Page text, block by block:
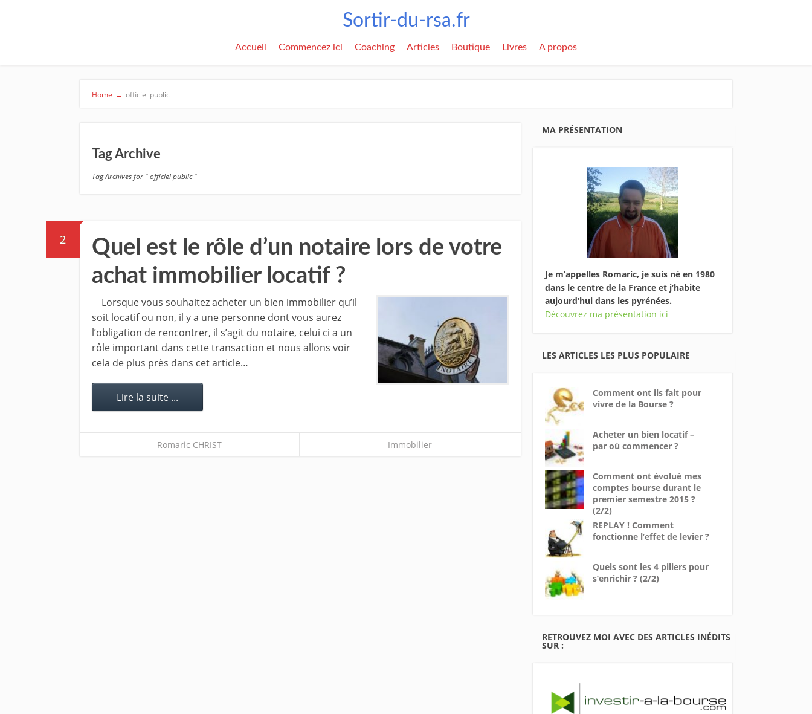
Sortir-du-rsa.fr
Accueil Commencez ici Coaching Articles Boutique Livres A propos
Home → officiel public
Tag Archive
Tag Archives for " officiel public "
2
Quel est le rôle d’un notaire lors de votre
achat immobilier locatif ?
Lorsque vous souhaitez acheter un bien immobilier qu’il
soit locatif ou non, il y a une personne dont vous aurez
l’obligation de rencontrer, il s’agit du notaire, celui ci a un
rôle important dans cette transaction et nous allons voir
cela de plus près dans cet article…
Lire la suite ...
Romaric CHRIST Immobilier
MA PRÉSENTATION
Je m’appelles Romaric, je suis né en 1980
dans le centre de la France et j’habite
aujourd’hui dans les pyrénées.
Découvrez ma présentation ici
LES ARTICLES LES PLUS POPULAIRE
Comment ont ils fait pour
vivre de la Bourse ?
Acheter un bien locatif –
par où commencer ?
Comment ont évolué mes
comptes bourse durant le
premier semestre 2015 ?
(2/2)
REPLAY ! Comment
fonctionne l’effet de levier ?
Quels sont les 4 piliers pour
s’enrichir ? (2/2)
RETROUVEZ MOI AVEC DES ARTICLES INÉDITS
SUR :